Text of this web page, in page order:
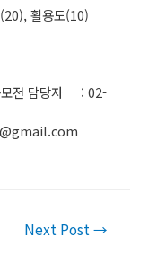
활용도(10)
모전 담당자 : 02-
Next Post →